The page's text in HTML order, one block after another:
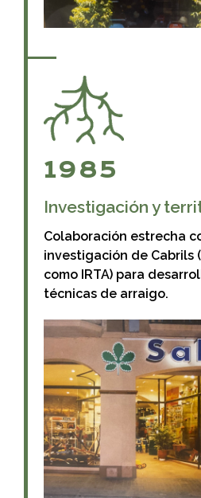
1985
Investigación y
Colaboración estrecha
investigación de Cabrils
como IRTA) para
técnicas de arraigo.